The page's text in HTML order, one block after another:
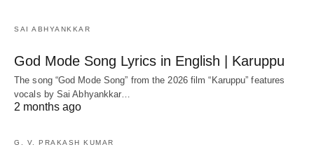
SAI ABHYANKKAR
God Mode Song Lyrics in English | Karuppu
The song “God Mode Song” from the 2026 film “Karuppu” features
vocals by Sai Abhyankkar‬…
2 months ago
G. V. PRAKASH KUMAR